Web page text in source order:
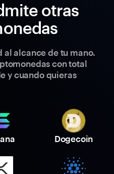
otras
alcance de tu mano.
con total
y cuando quieras
Dogecoin